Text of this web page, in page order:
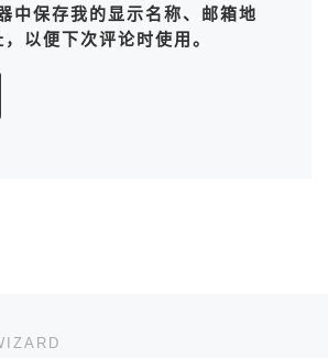
中保存我的显示名称、邮箱地
以便下次评论时使用。